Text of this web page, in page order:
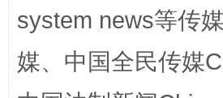
system news等传
媒、中国全民传媒